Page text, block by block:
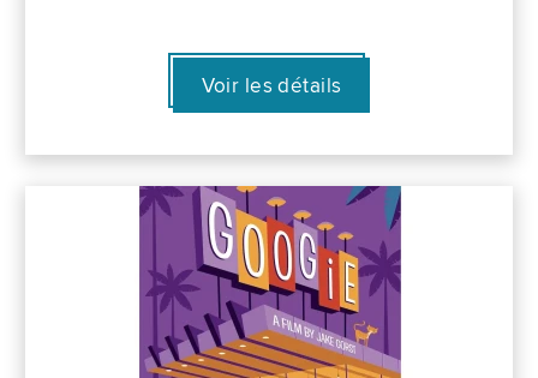
Voir les détails